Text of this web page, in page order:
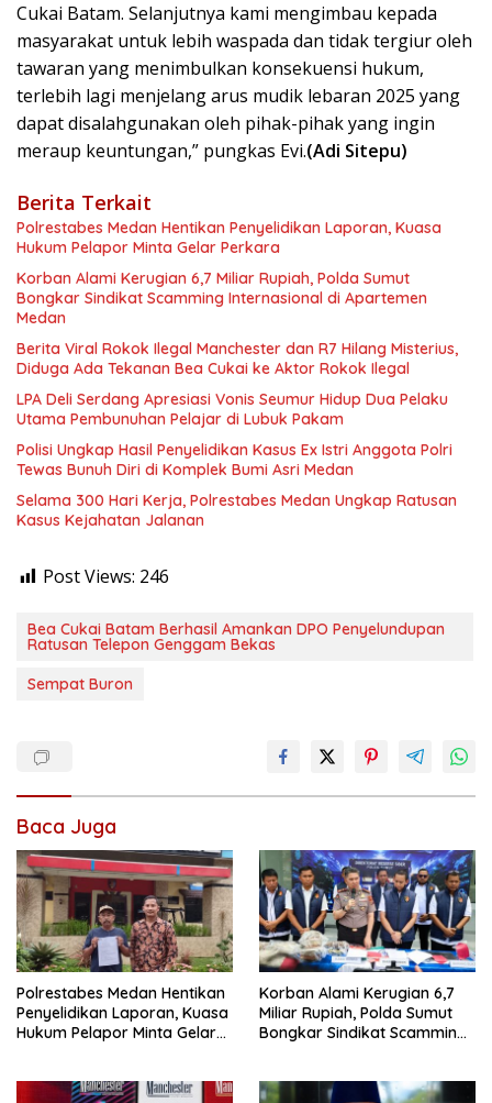
Cukai Batam. Selanjutnya kami mengimbau kepada
masyarakat untuk lebih waspada dan tidak tergiur oleh
tawaran yang menimbulkan konsekuensi hukum,
terlebih lagi menjelang arus mudik lebaran 2025 yang
dapat disalahgunakan oleh pihak-pihak yang ingin
meraup keuntungan,” pungkas Evi.(Adi Sitepu)
Berita Terkait
Polrestabes Medan Hentikan Penyelidikan Laporan, Kuasa
Hukum Pelapor Minta Gelar Perkara
Korban Alami Kerugian 6,7 Miliar Rupiah, Polda Sumut
Bongkar Sindikat Scamming Internasional di Apartemen
Medan
Berita Viral Rokok Ilegal Manchester dan R7 Hilang Misterius,
Diduga Ada Tekanan Bea Cukai ke Aktor Rokok Ilegal
LPA Deli Serdang Apresiasi Vonis Seumur Hidup Dua Pelaku
Utama Pembunuhan Pelajar di Lubuk Pakam
Polisi Ungkap Hasil Penyelidikan Kasus Ex Istri Anggota Polri
Tewas Bunuh Diri di Komplek Bumi Asri Medan
Selama 300 Hari Kerja, Polrestabes Medan Ungkap Ratusan
Kasus Kejahatan Jalanan
Post Views: 246
Bea Cukai Batam Berhasil Amankan DPO Penyelundupan
Ratusan Telepon Genggam Bekas
Sempat Buron
Baca Juga
Polrestabes Medan Hentikan
Penyelidikan Laporan, Kuasa
Hukum Pelapor Minta Gelar
Korban Alami Kerugian 6,7
Miliar Rupiah, Polda Sumut
Bongkar Sindikat Scamming